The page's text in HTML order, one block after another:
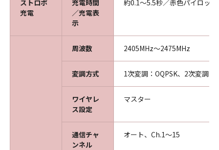
ストロボ
充電
充電時間
／充電表
示
約0.1～5.5秒／赤色パイロッ
周波数 2405MHz～2475MHz
変調方式 1次変調：OQPSK、2次変調
ワイヤレ
ス設定
マスター
通信チャ
ンネル
オート、Ch.1～15